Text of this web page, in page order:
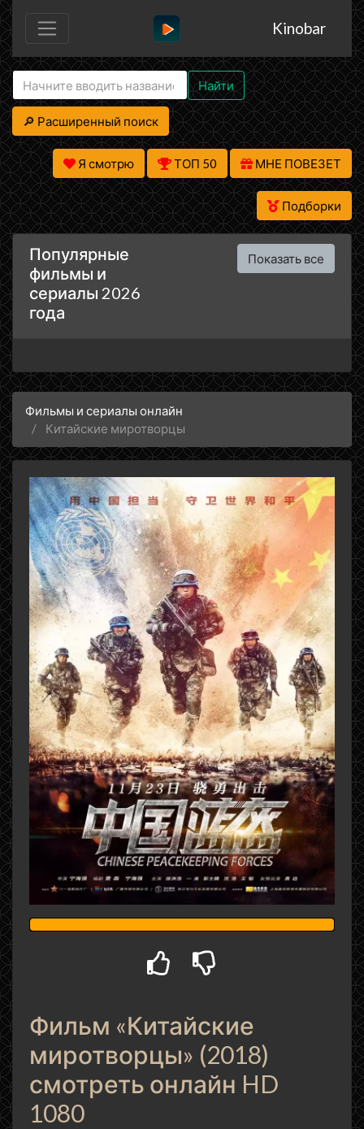
Kinobar
Найти
🔎 Расширенный поиск
Я смотрю ТОП 50 МНЕ ПОВЕЗЕТ
Подборки
Популярные
фильмы и
сериалы 2026
года
Показать все
Фильмы и сериалы онлайн
Китайские миротворцы
Фильм «Китайские
миротворцы» (2018)
смотреть онлайн HD
1080